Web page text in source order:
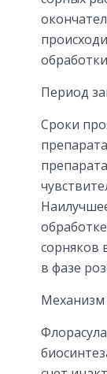
Период
Сроки
сорняков
в фазе
Механизм